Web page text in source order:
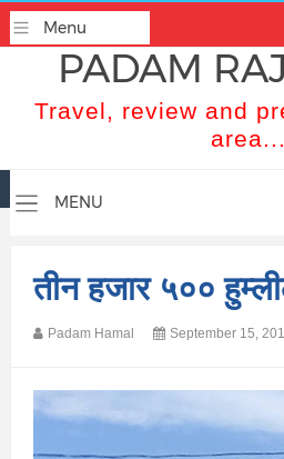
PADAM
Travel, review and
area...
तीन हजार ५००
Padam Hamal September 15,